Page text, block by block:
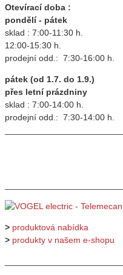
Otevírací doba :
pondělí - pátek
sklad : 7:00-11:30 h.
12:00-15:30 h.
prodejní odd.: 7:30-16:00 h.
pátek (od 1.7. do 1.9.)
přes letní prázdniny
sklad : 7:00-14:00 h.
prodejní odd.: 7:30-14:00 h.
> produktová nabídka
> produkty v našem e-shopu